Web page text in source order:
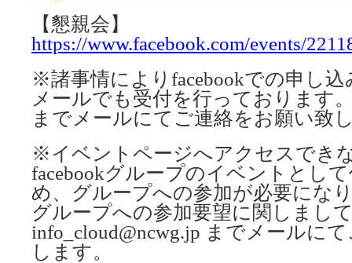
【懇親会】
https://www.facebook.com/events/
※諸事情によりfacebookでの申し
メールでも受付を行っております
までメールにてご連絡をお願い致
※イベントページへアクセスでき
facebookグループのイベントとし
め、グループへの参加が必要にな
グループへの参加要望に関しまし
info_cloud@ncwg.jp までメールに
します。